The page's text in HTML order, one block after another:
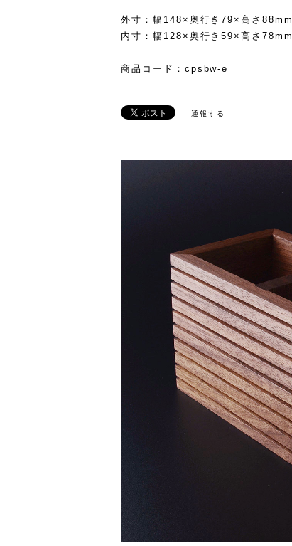
外寸：幅148×奥行き79×高さ88mm
内寸：幅128×奥行き59×高さ78mm
商品コード：cpsbw-e
通報する